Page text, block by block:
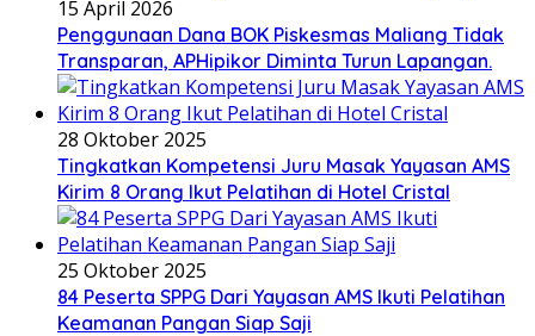
15 April 2026
Penggunaan Dana BOK Piskesmas Maliang Tidak
Transparan, APHipikor Diminta Turun Lapangan.
28 Oktober 2025
Tingkatkan Kompetensi Juru Masak Yayasan AMS
Kirim 8 Orang Ikut Pelatihan di Hotel Cristal
25 Oktober 2025
84 Peserta SPPG Dari Yayasan AMS Ikuti Pelatihan
Keamanan Pangan Siap Saji